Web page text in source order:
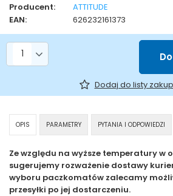
Producent:
ATTITUDE
EAN:
626232161373
Liczba produktów
Dodaj do listy
OPIS PARAMETRY PYTANIA I ODPOWIEDZI
Ze względu na wyższe temperatury w
sugerujemy rozważenie dostawy
wyboru paczkomatów zalecamy
przesyłki po jej dostarczeniu.